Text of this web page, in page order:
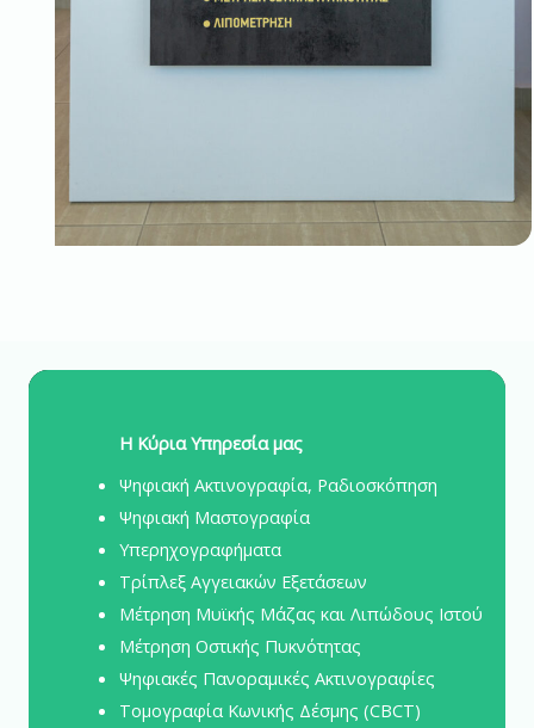
Η Κύρια Υπηρεσία μας
Ψηφιακή Ακτινογραφία, Ραδιοσκόπηση
Ψηφιακή Μαστογραφία
Υπερηχογραφήματα
Τρίπλεξ Αγγειακών Εξετάσεων
Μέτρηση Μυϊκής Μάζας και Λιπώδους Ιστού
Μέτρηση Οστικής Πυκνότητας
Ψηφιακές Πανοραμικές Ακτινογραφίες
Τομογραφία Κωνικής Δέσμης (CBCT)